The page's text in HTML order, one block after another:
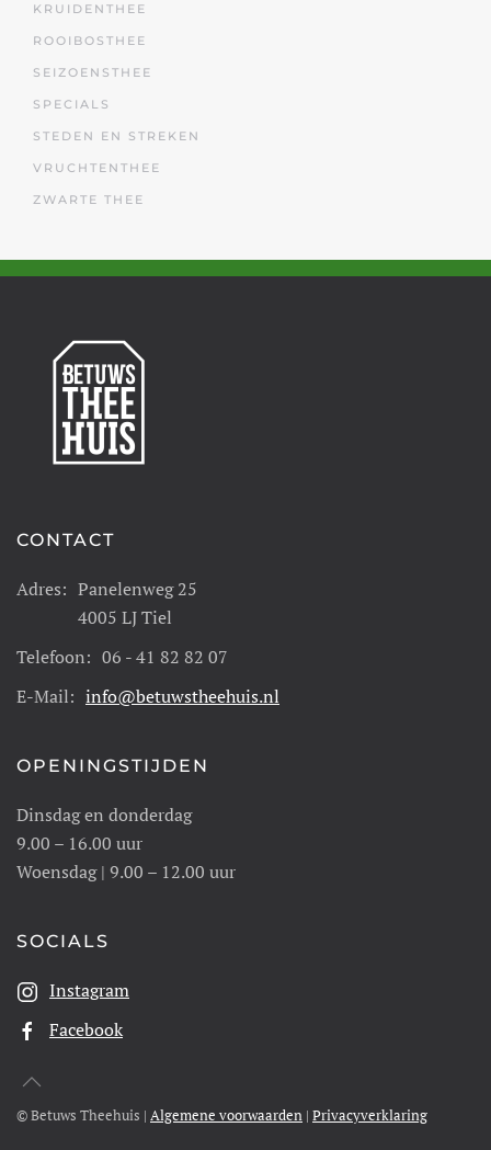
KRUIDENTHEE
ROOIBOSTHEE
SEIZOENSTHEE
SPECIALS
STEDEN EN STREKEN
VRUCHTENTHEE
ZWARTE THEE
CONTACT
Adres: Panelenweg 25
4005 LJ Tiel
Telefoon: 06 - 41 82 82 07
E-Mail: info@betuwstheehuis.nl
OPENINGSTIJDEN
Dinsdag en donderdag
9.00 – 16.00 uur
Woensdag | 9.00 – 12.00 uur
SOCIALS
Instagram
Facebook
© Betuws Theehuis | Algemene voorwaarden | Privacyverklaring